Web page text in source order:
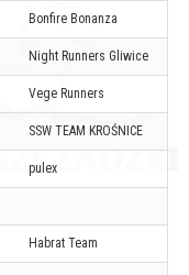
Bonfire Bonanza
Night Runners Gliwice
Vege Runners
SSW TEAM KROŚNICE
pulex
Habrat Team